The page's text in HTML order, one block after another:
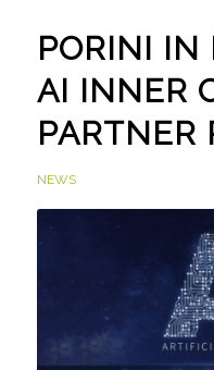
PORINI IN
AI INNER
PARTNER
NEWS